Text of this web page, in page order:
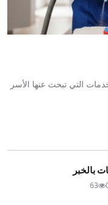
التي تبحث عنها الأسر
بالخبر
63